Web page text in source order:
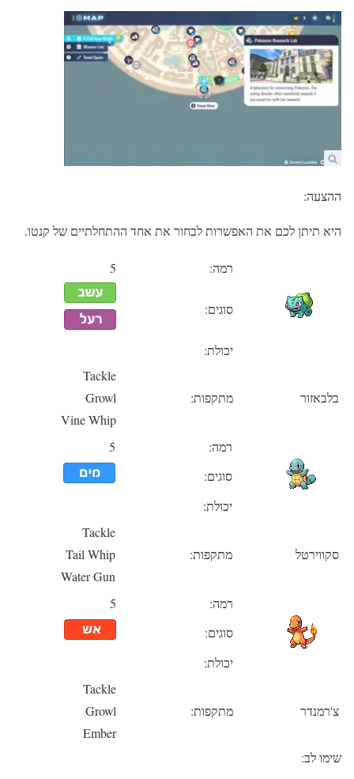
ההצעה:
היא תיתן לכם את האפשרות לבחור את אחד ההתחלתיים של קנטו.
רמה: 5
סוגים:
יכולת:
בלבאזור מתקפות:
Tackle
Growl
Vine Whip
רמה:
5
סוגים:
יכולת:
סקווירטל מתקפות:
Tackle
Tail Whip
Water Gun
רמה:
5
סוגים:
יכולת:
צ'רמנדר מתקפות:
Tackle
Growl
Ember
שימו לב: